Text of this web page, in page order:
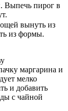
Выпечь пирог в
вынуть из
из формы.
маргарина и
мелко
и добавить
с чайной